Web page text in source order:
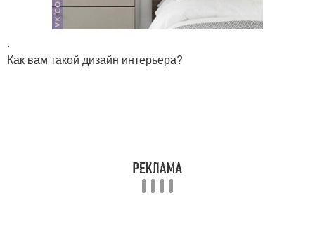
.
Как вам такой дизайн интерьера?